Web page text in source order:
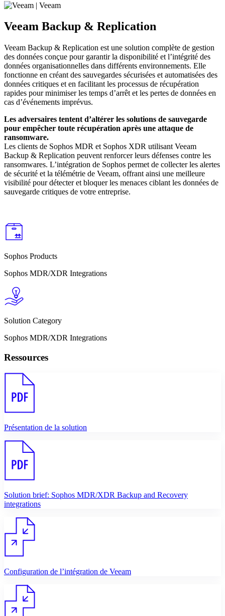
Veeam Backup & Replication
Veeam Backup & Replication est une solution complète de gestion
des données conçue pour garantir la disponibilité et l’intégrité des
données organisationnelles dans différents environnements. Elle
fonctionne en créant des sauvegardes sécurisées et automatisées des
données critiques et en facilitant les processus de récupération
rapides pour minimiser les temps d’arrêt et les pertes de données en
cas d’événements imprévus.
Les adversaires tentent d’altérer les solutions de sauvegarde
pour empêcher toute récupération après une attaque de
ransomware.
Les clients de Sophos MDR et Sophos XDR utilisant Veeam
Backup & Replication peuvent renforcer leurs défenses contre les
ransomwares. L’intégration de Sophos permet de collecter les alertes
de sécurité et la télémétrie de Veeam, offrant ainsi une meilleure
visibilité pour détecter et bloquer les menaces ciblant les données de
sauvegarde critiques de votre entreprise.
Sophos Products
Sophos MDR/XDR Integrations
Solution Category
Sophos MDR/XDR Integrations
Ressources
Présentation de la solution
Solution brief: Sophos MDR/XDR Backup and Recovery
integrations
Configuration de l’intégration de Veeam